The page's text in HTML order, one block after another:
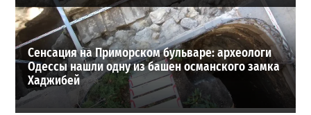
Сенсация на Приморском бульваре: археологи
Одессы нашли одну из башен османского замка
Хаджибей